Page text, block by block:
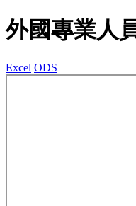
外國專業人
Excel ODS